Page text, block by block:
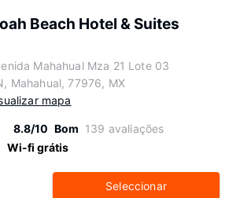
Beach Hotel & Suites
Mahahual Mza 21 Lote 03
Mahahual, 77976, MX
mapa
8.8/10 Bom 139 avaliações
Wi-fi grátis
Seleccionar